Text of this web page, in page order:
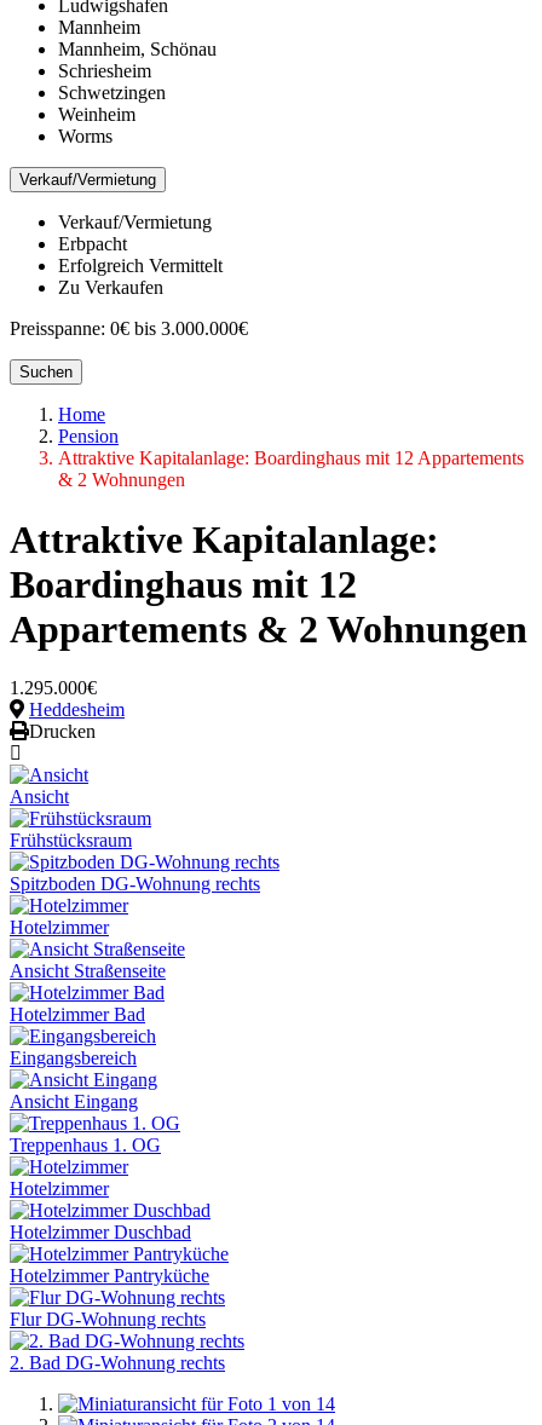
Ludwigshafen
Mannheim
Mannheim, Schönau
Schriesheim
Schwetzingen
Weinheim
Worms
Verkauf/Vermietung
Verkauf/Vermietung
Erbpacht
Erfolgreich Vermittelt
Zu Verkaufen
Preisspanne: 0€ bis 3.000.000€
Suchen
Home
Pension
Attraktive Kapitalanlage: Boardinghaus mit 12 Appartements
& 2 Wohnungen
Attraktive Kapitalanlage:
Boardinghaus mit 12
Appartements & 2 Wohnungen
1.295.000€
Heddesheim
Drucken
Ansicht
Frühstücksraum
Spitzboden DG-Wohnung rechts
Hotelzimmer
Ansicht Straßenseite
Hotelzimmer Bad
Eingangsbereich
Ansicht Eingang
Treppenhaus 1. OG
Hotelzimmer
Hotelzimmer Duschbad
Hotelzimmer Pantryküche
Flur DG-Wohnung rechts
2. Bad DG-Wohnung rechts